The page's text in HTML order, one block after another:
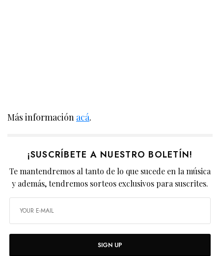
Más información acá.
¡SUSCRÍBETE A NUESTRO BOLETÍN!
Te mantendremos al tanto de lo que sucede en la música
y además, tendremos sorteos exclusivos para suscrites.
SIGN UP